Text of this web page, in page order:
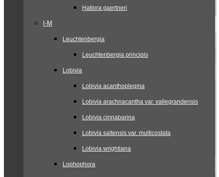
Hatiora gaertneri
I-M
Leuchtenbergia
Leuchtenbergia principis
Lobivia
Lobivia acanthoplegma
Lobivia arachnacantha var. vallegrandensis
Lobivia cinnabarina
Lobivia saltensis var. multicostata
Lobivia wrightiana
Lophophora